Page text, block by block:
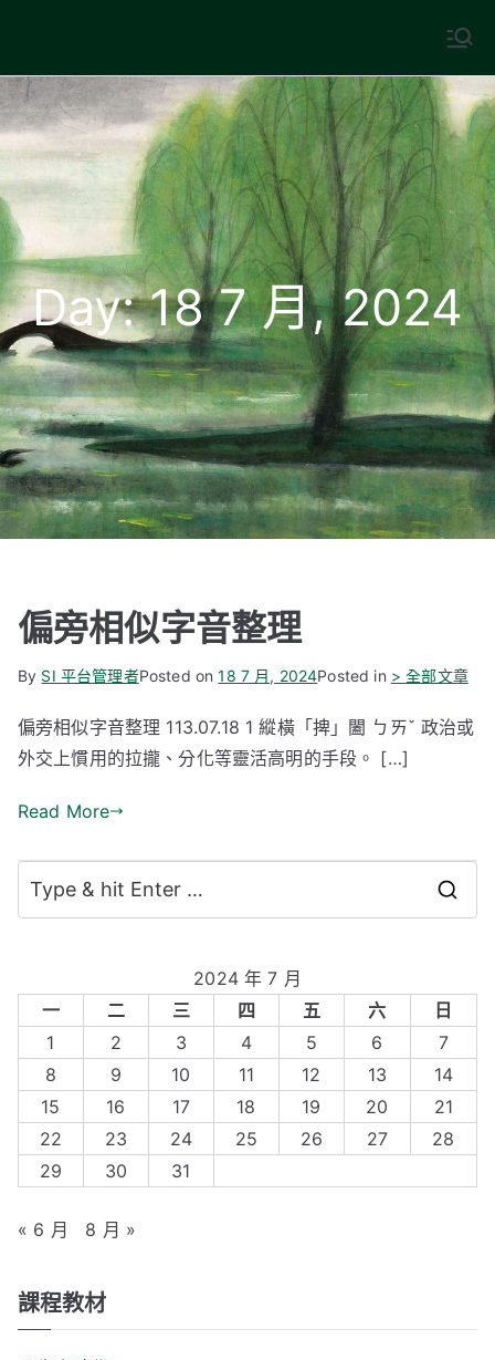
content
中國古典文學
Day:18 7 月, 2024
偏旁相似字音整理
By SI 平台管理者Posted on18 7 月, 2024Posted in > 全部文章
偏旁相似字音整理 113.07.18 1 縱橫「捭」闔 ㄅㄞˇ 政治或
外交上慣用的拉攏、分化等靈活高明的手段。 […]
Read More
r
c
h
f
o
r
:
2024 年 7 月
一
二 三 四 五 六
日
1
2 3 4 5 6
7
8
9 10 11 12 13
14
15
16 17 18 19 20
21
22
23 24 25 26 27
28
29
30 31
« 6 月 8 月 »
課程教材